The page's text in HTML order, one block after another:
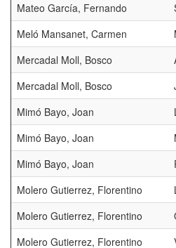
Mateo García, Fernando
Meló Mansanet, Carmen
Mercadal Moll, Bosco
Mercadal Moll, Bosco
Mimó Bayo, Joan
Mimó Bayo, Joan
Mimó Bayo, Joan
Molero Gutierrez, Florentino
Molero Gutierrez, Florentino
Molero Gutierrez, Florentino